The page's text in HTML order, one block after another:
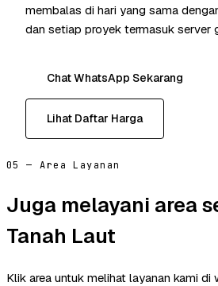
membalas di hari yang sama
dan setiap proyek termasuk server
Chat WhatsApp Sekarang
Lihat Daftar Harga
05 — Area Layanan
Juga melayani area
Tanah Laut
Klik area untuk melihat layanan kami di